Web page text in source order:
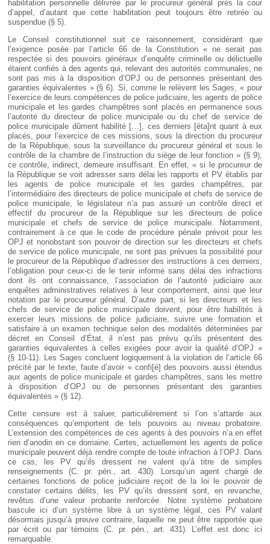
habilitation personnelle délivrée par le procureur général près la cour
d’appel, d’autant que cette habilitation peut toujours être retirée ou
suspendue (§ 5).
Le Conseil constitutionnel suit ce raisonnement, considérant que
l’exigence posée par l’article 66 de la Constitution « ne serait pas
respectée si des pouvoirs généraux d’enquête criminelle ou délictuelle
étaient confiés à des agents qui, relevant des autorités communales, ne
sont pas mis à la disposition d’OPJ ou de personnes présentant des
garanties équivalentes » (§ 6). Si, comme le relèvent les Sages, « pour
l’exercice de leurs compétences de police judiciaire, les agents de police
municipale et les gardes champêtres sont placés en permanence sous
l’autorité du directeur de police municipale ou du chef de service de
police municipale dûment habilité […], ces derniers [éta]nt quant à eux
placés, pour l’exercice de ces missions, sous la direction du procureur
de la République, sous la surveillance du procureur général et sous le
contrôle de la chambre de l’instruction du siège de leur fonction » (§ 9),
ce contrôle, indirect, demeure insuffisant. En effet, « si le procureur de
la République se voit adresser sans délai les rapports et PV établis par
les agents de police municipale et les gardes champêtres, par
l’intermédiaire des directeurs de police municipale et chefs de service de
police municipale, le législateur n’a pas assuré un contrôle direct et
effectif du procureur de la République sur les directeurs de police
municipale et chefs de service de police municipale. Notamment,
contrairement à ce que le code de procédure pénale prévoit pour les
OPJ et nonobstant son pouvoir de direction sur les directeurs et chefs
de service de police municipale, ne sont pas prévues la possibilité pour
le procureur de la République d’adresser des instructions à ces derniers,
l’obligation pour ceux-ci de le tenir informé sans délai des infractions
dont ils ont connaissance, l’association de l’autorité judiciaire aux
enquêtes administratives relatives à leur comportement, ainsi que leur
notation par le procureur général. D’autre part, si les directeurs et les
chefs de service de police municipale doivent, pour être habilités à
exercer leurs missions de police judiciaire, suivre une formation et
satisfaire à un examen technique selon des modalités déterminées par
décret en Conseil d’État, il n’est pas prévu qu’ils présentent des
garanties équivalentes à celles exigées pour avoir la qualité d’OPJ »
(§ 10-11). Les Sages concluent logiquement à la violation de l’article 66
précité par le texte, faute d’avoir « confi[é] des pouvoirs aussi étendus
aux agents de police municipale et gardes champêtres, sans les mettre
à disposition d’OPJ ou de personnes présentant des garanties
équivalentes » (§ 12).
Cette censure est à saluer, particulièrement si l’on s’attarde aux
conséquences qu’emportent de tels pouvoirs au niveau probatoire.
L’extension des compétences de ces agents à des pouvoirs n’a en effet
rien d’anodin en ce domaine. Certes, actuellement les agents de police
municipale peuvent déjà rendre compte de toute infraction à l’OPJ. Dans
ce cas, les PV qu’ils dressent ne valent qu’à titre de simples
renseignements (C. pr. pén., art. 430). Lorsqu’un agent chargé de
certaines fonctions de police judiciaire reçoit de la loi le pouvoir de
constater certains délits, les PV qu’ils dressent sont, en revanche,
revêtus d’une valeur probante renforcée. Notre système probatoire
bascule ici d’un système libre à un système légal, ces PV valant
désormais jusqu’à preuve contraire, laquelle ne peut être rapportée que
par écrit ou par témoins (C. pr. pén., art. 431). L’effet est donc ici
remarquable.